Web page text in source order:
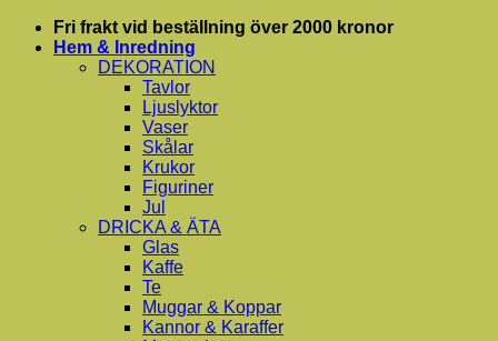
Skip
Fri frakt vid beställning över 2000 kronor
Hem & Inredning
DEKORATION
Tavlor
Ljuslyktor
Vaser
Skålar
Krukor
Figuriner
Jul
DRICKA & ÄTA
Glas
Kaffe
Te
Muggar & Koppar
Kannor & Karaffer